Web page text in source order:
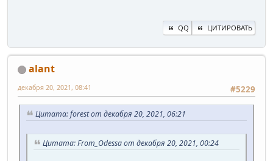
QQ ЦИТИРОВАТЬ
alant
#5229
декабря 20, 2021, 08:41
Цитата: forest от декабря 20, 2021, 06:21
Цитата: From_Odessa от декабря 20, 2021, 00:24